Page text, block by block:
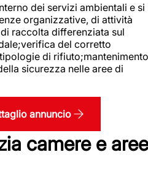
dei servizi ambientali e si
organizzative, di attività
raccolta differenziata sul
del corretto
di rifiuto;mantenimento
sicurezza nelle aree di
annuncio
camere e aree